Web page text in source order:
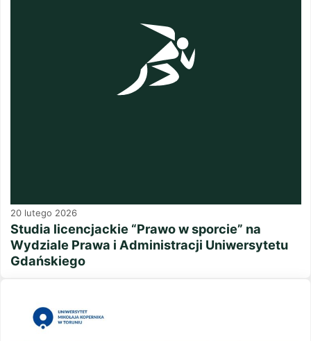
20 lutego 2026
Studia licencjackie “Prawo w sporcie” na
Wydziale Prawa i Administracji Uniwersytetu
Gdańskiego